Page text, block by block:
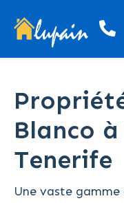
Blanco
Tenerife
Une vaste